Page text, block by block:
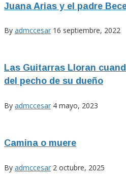
Juana Arias y el padre
By admccesar 16 septiembre, 2022
Las Guitarras Lloran
del pecho de su dueño
By admccesar 4 mayo, 2023
Camina o muere
By admccesar 2 octubre, 2025